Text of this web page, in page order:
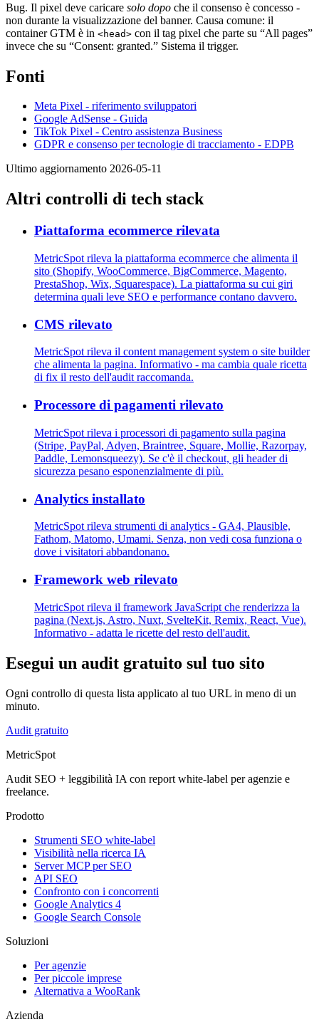
Bug. Il pixel deve caricare solo dopo che il consenso è concesso -
non durante la visualizzazione del banner. Causa comune: il
container GTM è in <head> con il tag pixel che parte su “All pages”
invece che su “Consent: granted.” Sistema il trigger.
Fonti
Meta Pixel - riferimento sviluppatori
Google AdSense - Guida
TikTok Pixel - Centro assistenza Business
GDPR e consenso per tecnologie di tracciamento - EDPB
Ultimo aggiornamento 2026-05-11
Altri controlli di tech stack
Piattaforma ecommerce rilevata
MetricSpot rileva la piattaforma ecommerce che alimenta il
sito (Shopify, WooCommerce, BigCommerce, Magento,
PrestaShop, Wix, Squarespace). La piattaforma su cui giri
determina quali leve SEO e performance contano davvero.
CMS rilevato
MetricSpot rileva il content management system o site builder
che alimenta la pagina. Informativo - ma cambia quale ricetta
di fix il resto dell'audit raccomanda.
Processore di pagamenti rilevato
MetricSpot rileva i processori di pagamento sulla pagina
(Stripe, PayPal, Adyen, Braintree, Square, Mollie, Razorpay,
Paddle, Lemonsqueezy). Se c'è il checkout, gli header di
sicurezza pesano esponenzialmente di più.
Analytics installato
MetricSpot rileva strumenti di analytics - GA4, Plausible,
Fathom, Matomo, Umami. Senza, non vedi cosa funziona o
dove i visitatori abbandonano.
Framework web rilevato
MetricSpot rileva il framework JavaScript che renderizza la
pagina (Next.js, Astro, Nuxt, SvelteKit, Remix, React, Vue).
Informativo - adatta le ricette del resto dell'audit.
Esegui un audit gratuito sul tuo sito
Ogni controllo di questa lista applicato al tuo URL in meno di un
minuto.
Audit gratuito
MetricSpot
Audit SEO + leggibilità IA con report white-label per agenzie e
freelance.
Prodotto
Strumenti SEO white-label
Visibilità nella ricerca IA
Server MCP per SEO
API SEO
Confronto con i concorrenti
Google Analytics 4
Google Search Console
Soluzioni
Per agenzie
Per piccole imprese
Alternativa a WooRank
Azienda